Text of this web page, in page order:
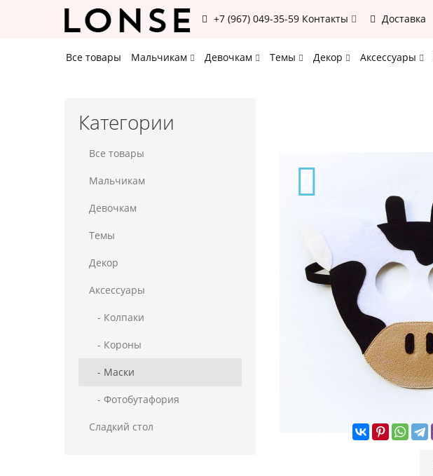
+7 (967) 049-35-59 Контакты Доставка
Все товары Мальчикам Девочкам Темы Декор Аксессуары
Категории
Все товары
Мальчикам
Девочкам
Темы
Декор
Аксессуары
- Колпаки
- Короны
- Маски
- Фотобутафория
Сладкий стол